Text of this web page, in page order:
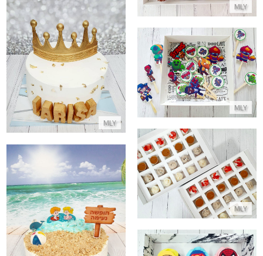
MLY
MLY
עוגה בזהב עם כתר
MLY
סוכריות שוקולד במיתוג בראול סטארס
התקשר/י
MLY
מארזים של קינוחי כוסות
התקשר/י
עוגת זילוף מיוחדת לחופש
התקשר/י